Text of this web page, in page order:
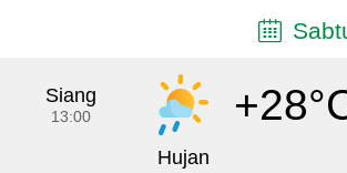
Siang
13:00
Hujan